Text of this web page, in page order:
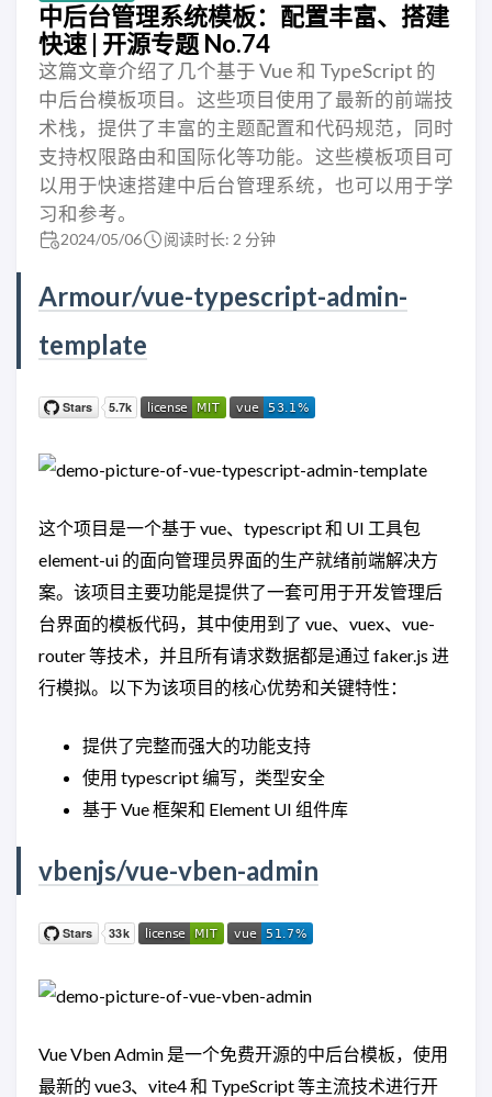
中后台管理系统模板：配置丰富、搭建
快速 | 开源专题 No.74
这篇文章介绍了几个基于 Vue 和 TypeScript 的
中后台模板项目。这些项目使用了最新的前端技
术栈，提供了丰富的主题配置和代码规范，同时
支持权限路由和国际化等功能。这些模板项目可
以用于快速搭建中后台管理系统，也可以用于学
习和参考。
2024/05/06 阅读时长: 2 分钟
Armour/vue-typescript-admin-
template
这个项目是一个基于 vue、typescript 和 UI 工具包
element-ui 的面向管理员界面的生产就绪前端解决方
案。该项目主要功能是提供了一套可用于开发管理后
台界面的模板代码，其中使用到了 vue、vuex、vue-
router 等技术，并且所有请求数据都是通过 faker.js 进
行模拟。以下为该项目的核心优势和关键特性：
提供了完整而强大的功能支持
使用 typescript 编写，类型安全
基于 Vue 框架和 Element UI 组件库
vbenjs/vue-vben-admin
Vue Vben Admin 是一个免费开源的中后台模板，使用
最新的 vue3、vite4 和 TypeScript 等主流技术进行开